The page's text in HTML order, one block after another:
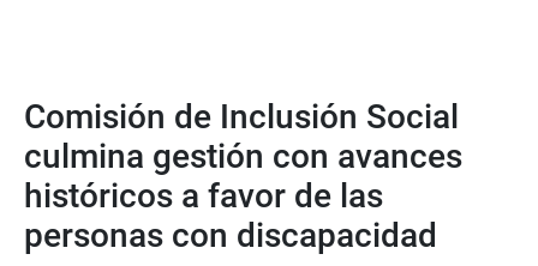
Comisión de Inclusión Social
culmina gestión con avances
históricos a favor de las
personas con discapacidad